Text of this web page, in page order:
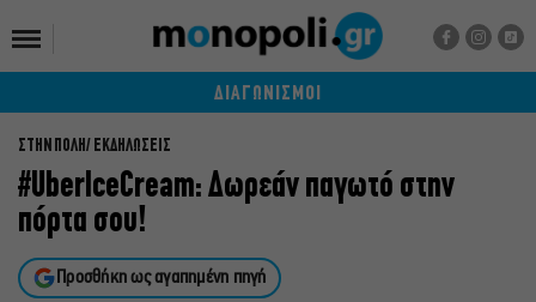
ΔΙΑΓΩΝΙΣΜΟΙ
ΣΤΗΝ ΠΟΛΗ ΕΚΔΗΛΩΣΕΙΣ
#UberIceCream: Δωρεάν παγωτό στην
πόρτα σου!
Προσθήκη ως αγαπημένη πηγή